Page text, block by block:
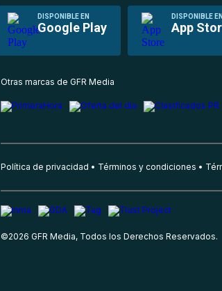
DISPONIBLE EN
Google Play
DISPONIBLE EN
App
Otras marcas de GFR Media
Política de privacidad Términos y condiciones
©2026 GFR Media, Todos los Derechos Reservados.